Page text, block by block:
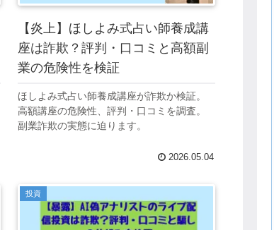
【炎上】ほしよみ式占い師養成講
座は詐欺？評判・口コミと高額副
業の危険性を検証
ほしよみ式占い師養成講座が詐欺か検証。
高額講座の危険性、評判・口コミを調査。
副業詐欺の実態に迫ります。
2026.05.04
投資